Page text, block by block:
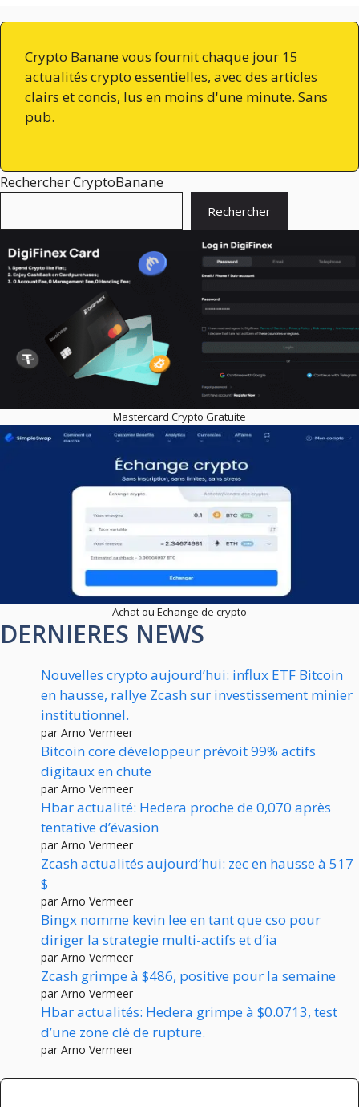
Crypto Banane vous fournit chaque jour 15
actualités crypto essentielles, avec des articles
clairs et concis, lus en moins d'une minute. Sans
pub.
Rechercher CryptoBanane
Rechercher
Mastercard Crypto Gratuite
Achat ou Echange de crypto
DERNIERES NEWS
Nouvelles crypto aujourd’hui: influx ETF Bitcoin
en hausse, rallye Zcash sur investissement minier
institutionnel.
par Arno Vermeer
Bitcoin core développeur prévoit 99% actifs
digitaux en chute
par Arno Vermeer
Hbar actualité: Hedera proche de 0,070 après
tentative d’évasion
par Arno Vermeer
Zcash actualités aujourd’hui: zec en hausse à 517
$
par Arno Vermeer
Bingx nomme kevin lee en tant que cso pour
diriger la strategie multi-actifs et d’ia
par Arno Vermeer
Zcash grimpe à $486, positive pour la semaine
par Arno Vermeer
Hbar actualités: Hedera grimpe à $0.0713, test
d’une zone clé de rupture.
par Arno Vermeer